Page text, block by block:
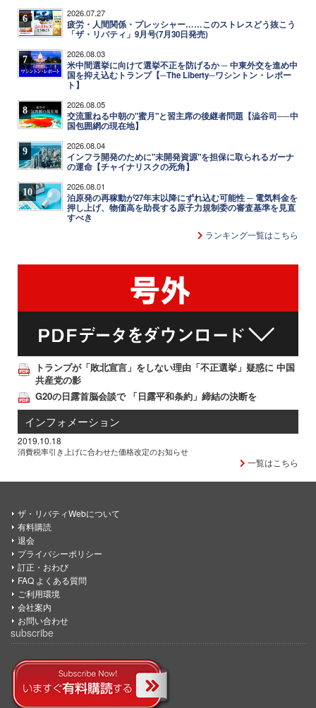
6 2026.07.27
疲労・人間関係・プレッシャー……このストレスどう抜こう
「ザ・リバティ」9月号(7月30日発売)
7 2026.08.03
米中間選挙に向けて選挙不正を防げるか ─ 中東外交を進め中
国を抑え込むトランプ【─The Liberty─ワシントン・レポー
ト】
8 2026.08.05
交流重ねる中朝の"蜜月"と習主席の後継者問題【澁谷司──中
国包囲網の現在地】
9 2026.08.04
インフラ開発のために"未開発資源"を担保に取られるガーナ
の運命【チャイナリスクの死角】
10 2026.08.01
泊原発の再稼動が27年末以降にずれ込む可能性 ─ 電気料金を
押し上げ、物価高を助長する原子力規制委の審査基準を見直
すべき
ランキング一覧はこちら
トランプが「敗北宣言」をしない理由「不正選挙」疑惑に 中国
共産党の影
G20の日露首脳会談で 「日露平和条約」締結の決断を
インフォメーション
2019.10.18
消費税率引き上げに合わせた価格改定のお知らせ
一覧はこちら
ザ・リバティWebについて
有料購読
退会
プライバシーポリシー
訂正・おわび
FAQ よくある質問
ご利用環境
会社案内
お問い合わせ
subscribe